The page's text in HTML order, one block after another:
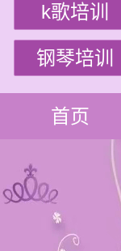
k歌培训
钢琴培训
首页